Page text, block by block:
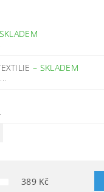
SKLADEM
– SKLADEM
389Kč